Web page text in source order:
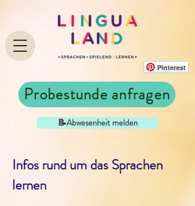
Pinterest
📝Abwesenheit melden
Probestunde anfragen
Infos rund um das Sprachen
lernen